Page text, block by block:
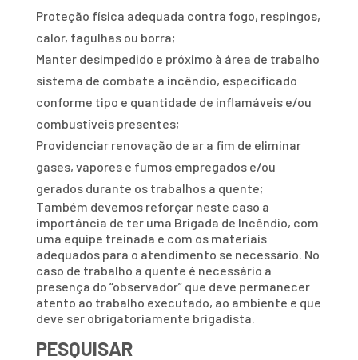
Proteção física adequada contra fogo, respingos,
calor, fagulhas ou borra;
Manter desimpedido e próximo à área de trabalho
sistema de combate a incêndio, especificado
conforme tipo e quantidade de inflamáveis e/ou
combustíveis presentes;
Providenciar renovação de ar a fim de eliminar
gases, vapores e fumos empregados e/ou
gerados durante os trabalhos a quente;
Também devemos reforçar neste caso a
importância de ter uma Brigada de Incêndio, com
uma equipe treinada e com os materiais
adequados para o atendimento se necessário. No
caso de trabalho a quente é necessário a
presença do “observador” que deve permanecer
atento ao trabalho executado, ao ambiente e que
deve ser obrigatoriamente brigadista.
PESQUISAR